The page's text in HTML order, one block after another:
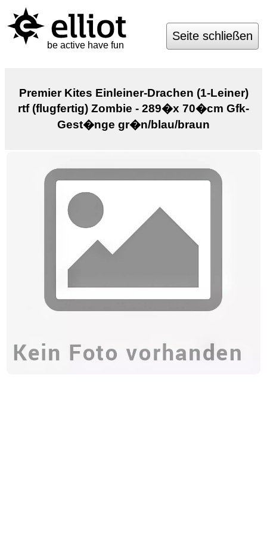
be active have fun
Seite schließen
Premier Kites Einleiner-Drachen (1-Leiner)
rtf (flugfertig) Zombie - 289�x 70�cm Gfk-
Gest�nge gr�n/blau/braun